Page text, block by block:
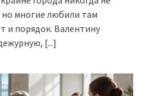
многие любили там
и порядок. Валентину
[...]